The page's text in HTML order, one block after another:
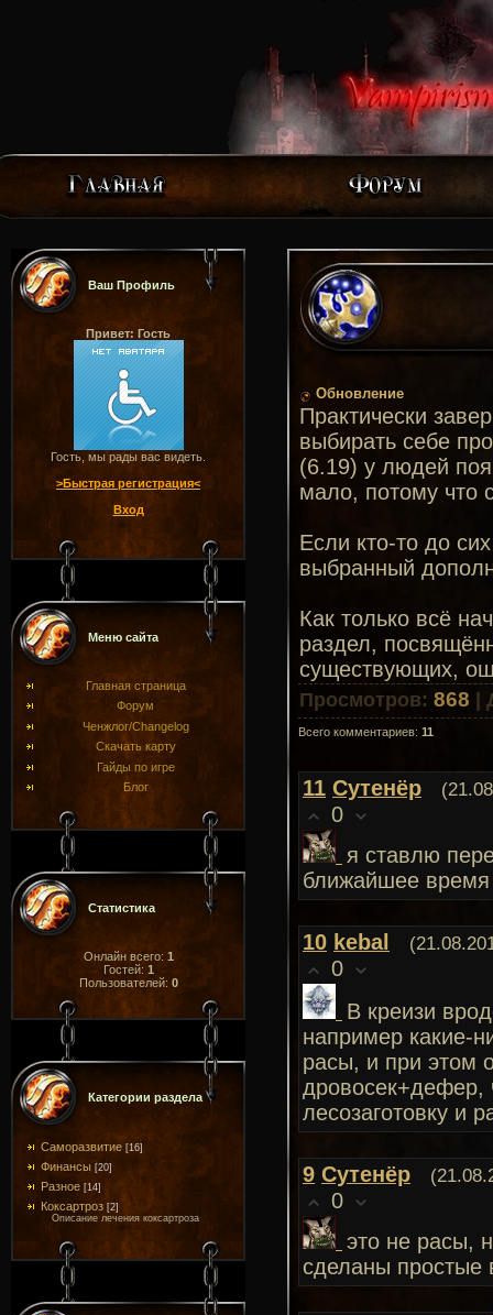
Ваш Профиль
Привет: Гость
Гость, мы рады вас видеть.
>Быстрая регистрация<
Вход
Меню сайта
Главная страница
Форум
Ченжлог/Changelog
Скачать карту
Гайды по игре
Блог
Статистика
Онлайн всего: 1
Гостей: 1
Пользователей: 0
Категории раздела
Саморазвитие [16]
Финансы [20]
Разное [14]
Коксартроз [2]
Описание лечения коксартроза
Обновление
Практически
выбирать себе
(6.19) у людей
мало, потому что
Если кто-то до
выбранный
Как только всё
раздел,
существующих,
Просмотров: 868
Всего комментариев: 11
11 Сутенёр
0
я ставлю
ближайшее время
10 kebal
0
В креизи
например какие-
расы, и при этом
дровосек+дефер,
лесозаготовку и
9 Сутенёр
0
это не расы,
сделаны простые